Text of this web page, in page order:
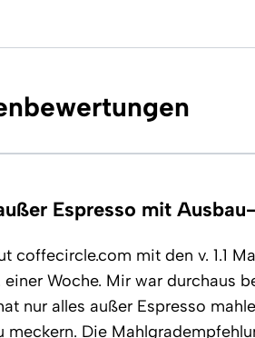
Espresso mit
coffecircle.com mit den v. 1.1
Woche. Mir war durchaus
nur alles außer Espresso
Die